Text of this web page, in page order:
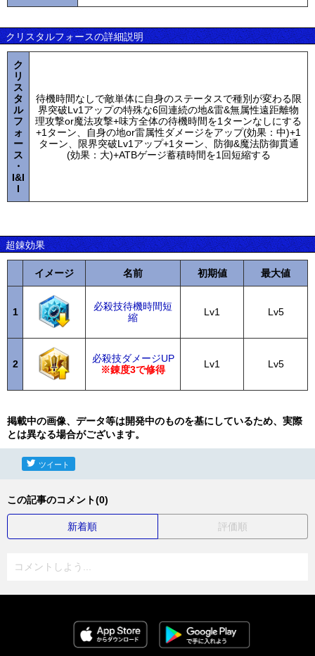
クリスタルフォースの詳細説明
ク
リ
ス
タ
ル
フ
ォ
ー
ス
・
I&I
I
待機時間なしで敵単体に自身のステータスで種別が変わる限
界突破Lv1アップの特殊な6回連続の地&雷&無属性遠距離物
理攻撃or魔法攻撃+味方全体の待機時間を1ターンなしにする
+1ターン、自身の地or雷属性ダメージをアップ(効果：中)+1
ターン、限界突破Lv1アップ+1ターン、防御&魔法防御貫通
(効果：大)+ATBゲージ蓄積時間を1回短縮する
超錬効果
イメージ 名前 初期値 最大値
1
必殺技待機時間短
縮
Lv1 Lv5
2
必殺技ダメージUP
※錬度3で修得
Lv1 Lv5
掲載中の画像、データ等は開発中のものを基にしているため、実際
とは異なる場合がございます。
ツイート
この記事のコメント(0)
新着順 評価順
コメントしよう...